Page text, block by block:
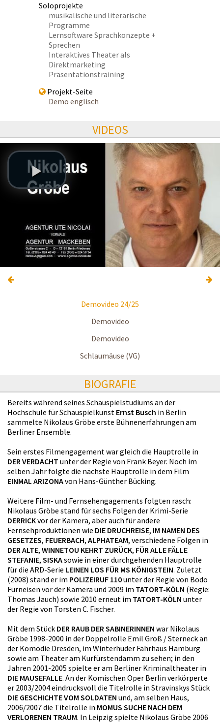
Soloprojekte
musikalische und literarische
Programme
Lernsoftware Sprachkonzepte +
Sprechen
Interaktives Theater als
Direktmarketing
Präsentationstraining
Projekt-Seite
Demo englisch
VIDEOS
Demovideo 24/25
Demovideo
Demovideo
Schlaumäuse (VG)
BIOGRAFIE
Bereits während seines Schauspielstudiums an der
Hochschule für Schauspielkunst Ernst Busch in Berlin
sammelte Nikolaus Gröbe erste Bühnenerfahrungen am
Berliner Ensemble.
Sein erstes Filmengagement war gleich die Hauptrolle in
DER VERDACHT unter der Regie von Frank Beyer. Noch im
selben Jahr folgte die nächste Hauptrolle in dem Film
EINMAL ARIZONAvon Hans-Günther Bücking.
Weitere Film- und Fernsehengagements folgten rasch:
Nikolaus Gröbe stand für sechs Folgen der Krimi-Serie
DERRICKvor der Kamera, aber auch für andere
Fernsehproduktionen wie DIE DRUCHREISE, IM NAMEN DES
GESETZES, FEUERBACH, ALPHATEAM, verschiedene Folgen in
DER ALTE, WINNETOU KEHRT ZURÜCK, FÜR ALLE FÄLLE
STEFANIE, SISKAsowie in einer durchgehenden Hauptrolle
für die ARD-Serie LEINEN LOS FÜR MS KÖNIGSTEIN. Zuletzt
(2008) stand er im POLIZEIRUF 110unter der Regie von Bodo
Fürneisen vor der Kamera und 2009 im TATORT-KÖLN (Regie:
Thomas Jauch) sowie 2010 erneut im TATORT-KÖLN unter
der Regie von Torsten C. Fischer.
Mit dem Stück DER RAUB DER SABINERINNEN war Nikolaus
Gröbe 1998-2000 in der Doppelrolle Emil Groß / Sterneck an
der Komödie Dresden, im Winterhuder Fährhaus Hamburg
sowie am Theater am Kurfürstendamm zu sehen; in den
Jahren 2001-2005 spielte er am Berliner Kriminaltheater in
DIE MAUSEFALLE. An der Komischen Oper Berlin verkörperte
er 2003/2004 eindrucksvoll die Titelrolle in Stravinskys Stück
DIE GESCHICHTE VOM SOLDATEN und, am selben Haus,
2006/2007 die Titelrolle in MOMUS SUCHE NACH DEM
VERLORENEN TRAUM. In Leipzig spielte Nikolaus Gröbe 2006